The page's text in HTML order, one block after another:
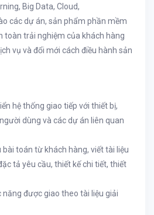
Big Data, Cloud,
các dự án, sản phẩm phần mềm
toàn trải nghiệm của khách hàng
vụ và đổi mới cách điều hành sản
hệ thống giao tiếp với thiết bị,
dùng và các dự án liên quan
bài toán từ khách hàng, viết tài liệu
tả yêu cầu, thiết kế chi tiết, thiết
năng được giao theo tài liệu giải